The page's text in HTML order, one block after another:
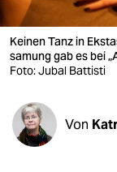
verlag
verlag
shop
fragen & hilfe
Keinen Tanz in
samung gab es bei
Foto: Jubal Battisti
Von